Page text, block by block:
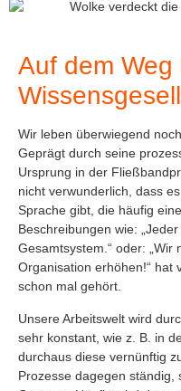
Auf dem Weg
Wir leben überwiegend
Geprägt durch seine
Ursprung in der
nicht verwunderlich, dass
Sprache gibt, die häufig
Beschreibungen wie:
Gesamtsystem.“ oder:
Organisation erhöhen!“ hat
schon mal gehört.
Unsere Arbeitswelt wird
sehr konstant, wie z. B. in
durchaus diese vernünftig
Prozesse dagegen